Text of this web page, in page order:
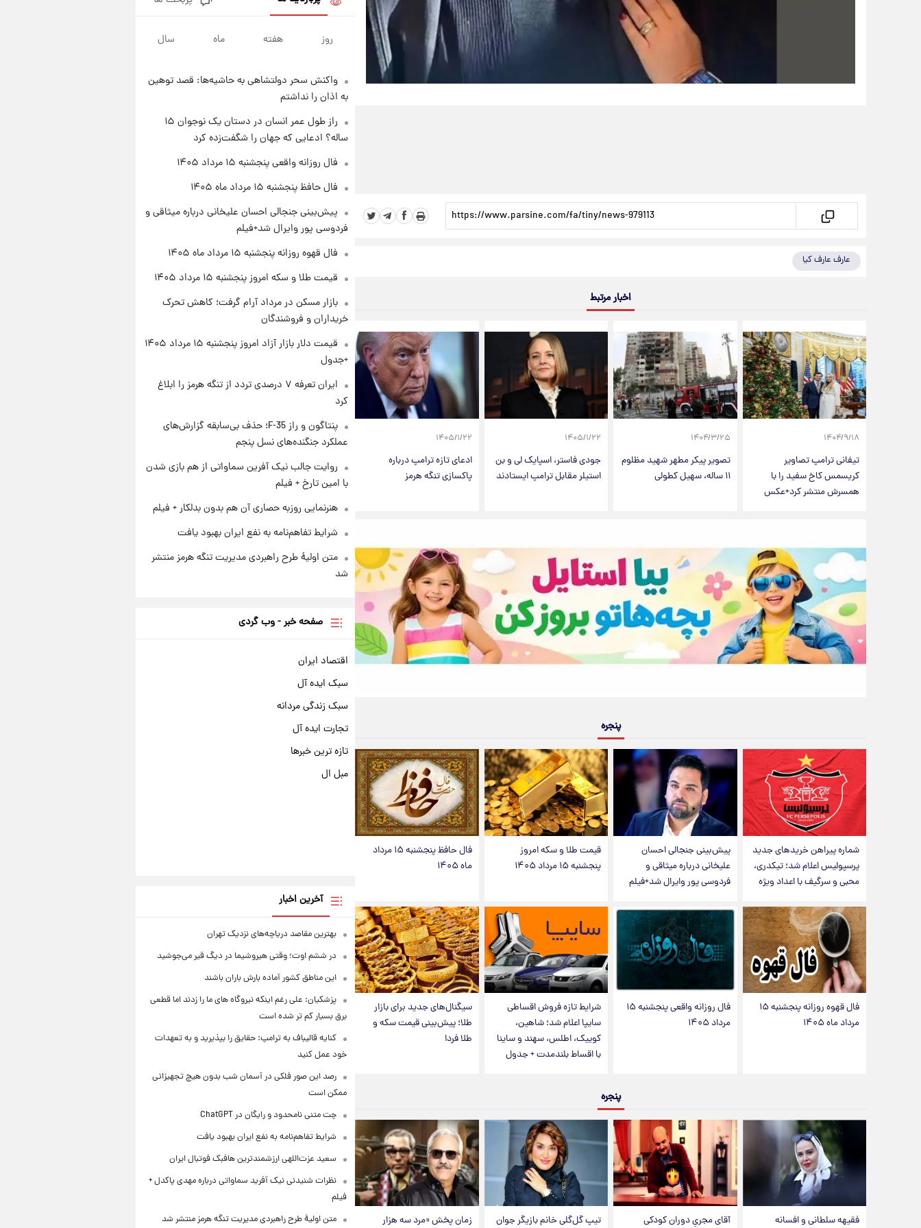
عارف عارف کیا
اخبار مرتبط
۱۴۰۴/۹/۱۸
تیفانی ترامپ تصاویر
کریسمس کاخ سفید را با
همسرش منتشر کرد+عکس
۱۴۰۴/۳/۲۵
تصویر پیکر مطهر شهید مظلوم
۱۱ ساله، سهیل کطولی
۱۴۰۵/۱/۲۲
جودی فاستر، اسپایک لی و بن
استیلر مقابل ترامپ ایستادند
۱۴۰۵/۱/۲۲
ادعای تازه ترامپ درباره
پاکسازی تنگه هرمز
پنجره
شماره پیراهن خریدهای جدید
پرسپولیس اعلام شد؛ تیکدری،
محبی و سرگیف با اعداد ویژه
پیش‌بینی جنجالی احسان
علیخانی درباره میثاقی و
فردوسی پور وایرال شد+فیلم
قیمت طلا و سکه امروز
پنجشنبه ۱۵ مرداد ۱۴۰۵
فال حافظ پنجشنبه ۱۵ مرداد
ماه ۱۴۰۵
فال قهوه روزانه پنجشنبه ۱۵
مرداد ماه ۱۴۰۵
فال روزانه واقعی پنجشنبه ۱۵
مرداد ۱۴۰۵
شرایط تازه فروش اقساطی
سایپا اعلام شد؛ شاهین،
کوییک، اطلس، سهند و ساینا
با اقساط بلندمدت + جدول
سیگنال‌های جدید برای بازار
طلا؛ پیش‌بینی قیمت سکه و
طلا فردا
پنجره
فقیهه سلطانی و افسانه آقای مجریِ دوران کودکی تیپ گل‌گلی خانم بازیگر جوان زمان پخش «مرد سه هزار
فال قهوه روزانه پنجشنبه ۱۵ مرداد
ماه ۱۴۰۵
۲۳ ساعت پیش
چهارشنبه ۱۴ مرداد + جدول
۱ روز پیش
تولید سایپا؛ نام خودرو، مبلغ پیش
پرداخت و زمان تحویل | سود
مشارکت چند درصد است؟
روز هفته ماه سال
واکنش سحر دولتشاهی به حاشیه‌ها: قصد توهین
به اذان را نداشتم
راز طول عمر انسان در دستان یک نوجوان ۱۵
ساله؟ ادعایی که جهان را شگفت‌زده کرد
فال روزانه واقعی پنجشنبه ۱۵ مرداد ۱۴۰۵
فال حافظ پنجشنبه ۱۵ مرداد ماه ۱۴۰۵
پیش‌بینی جنجالی احسان علیخانی درباره میثاقی و
فردوسی پور وایرال شد+فیلم
فال قهوه روزانه پنجشنبه ۱۵ مرداد ماه ۱۴۰۵
قیمت طلا و سکه امروز پنجشنبه ۱۵ مرداد ۱۴۰۵
بازار مسکن در مرداد آرام گرفت؛ کاهش تحرک
خریداران و فروشندگان
قیمت دلار بازار آزاد امروز پنجشنبه ۱۵ مرداد ۱۴۰۵
+جدول
ایران تعرفه ۷ درصدی تردد از تنگه هرمز را ابلاغ
کرد
پنتاگون و راز F-35؛ حذف بی‌سابقه گزارش‌های
عملکرد جنگنده‌های نسل پنجم
روایت جالب نیک آفرین سماواتی از هم بازی شدن
با امین تارخ + فیلم
هنرنمایی روزبه حصاری آن هم بدون بدلکار + فیلم
شرایط تفاهم‌نامه به نفع ایران بهبود یافت
متن اولیۀ طرح راهبردی مدیریت تنگه هرمز منتشر
شد
صفحه خبر - وب گردی
اقتصاد ایران
سبک ایده آل
سبک زندگی مردانه
تجارت ایده آل
تازه ترین خبرها
مبل ال
آخرین اخبار
بهترین مقاصد دریاچه‌های نزدیک تهران
در ششم اوت؛ وقتی هیروشیما در دیگ قیر می‌جوشید
این مناطق کشور آماده بارش باران باشند
پزشکیان: علی رغم اینکه نیروگاه های ما را زدند اما قطعی
برق بسیار کم تر شده است
کنایه قالیباف به ترامپ: حقایق را بپذیرید و به تعهدات
خود عمل کنید
رصد این صور فلکی در آسمان شب بدون هیچ تجهیزاتی
ممکن است
چت متنی نامحدود و رایگان در ChatGPT
شرایط تفاهم‌نامه به نفع ایران بهبود یافت
سعید عزت‌اللهی ارزشمندترین هافبک فوتبال ایران
نظرات شنیدنی نیک آفرید سماواتی درباره مهدی پاکدل +
فیلم
متن اولیۀ طرح راهبردی مدیریت تنگه هرمز منتشر شد